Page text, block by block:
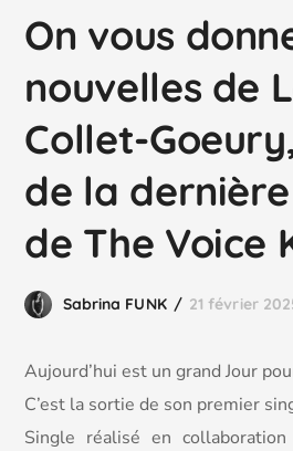
On vous
nouvelles de
Collet-
de la
de The Voice
Sabrina FUNK 21 février
Aujourd’hui est un grand Jour
C’est la sortie de son premier
Single réalisé en collaboration